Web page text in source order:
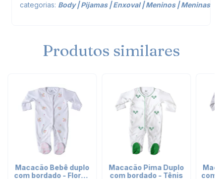
categorias: Body|Pijamas|Enxoval|Meninos|Meninas
Produtos similares
Macacão Bebê duplo
com bordado - Flores
Macacão Pima Duplo
com bordado - Tênis
com